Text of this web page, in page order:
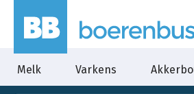
Melk Varkens